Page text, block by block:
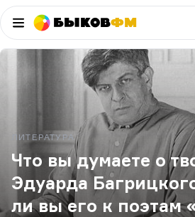
БыковФМ
ЛИТЕРАТУРА
Что вы думаете о
Эдуарда
ли вы его к поэтам